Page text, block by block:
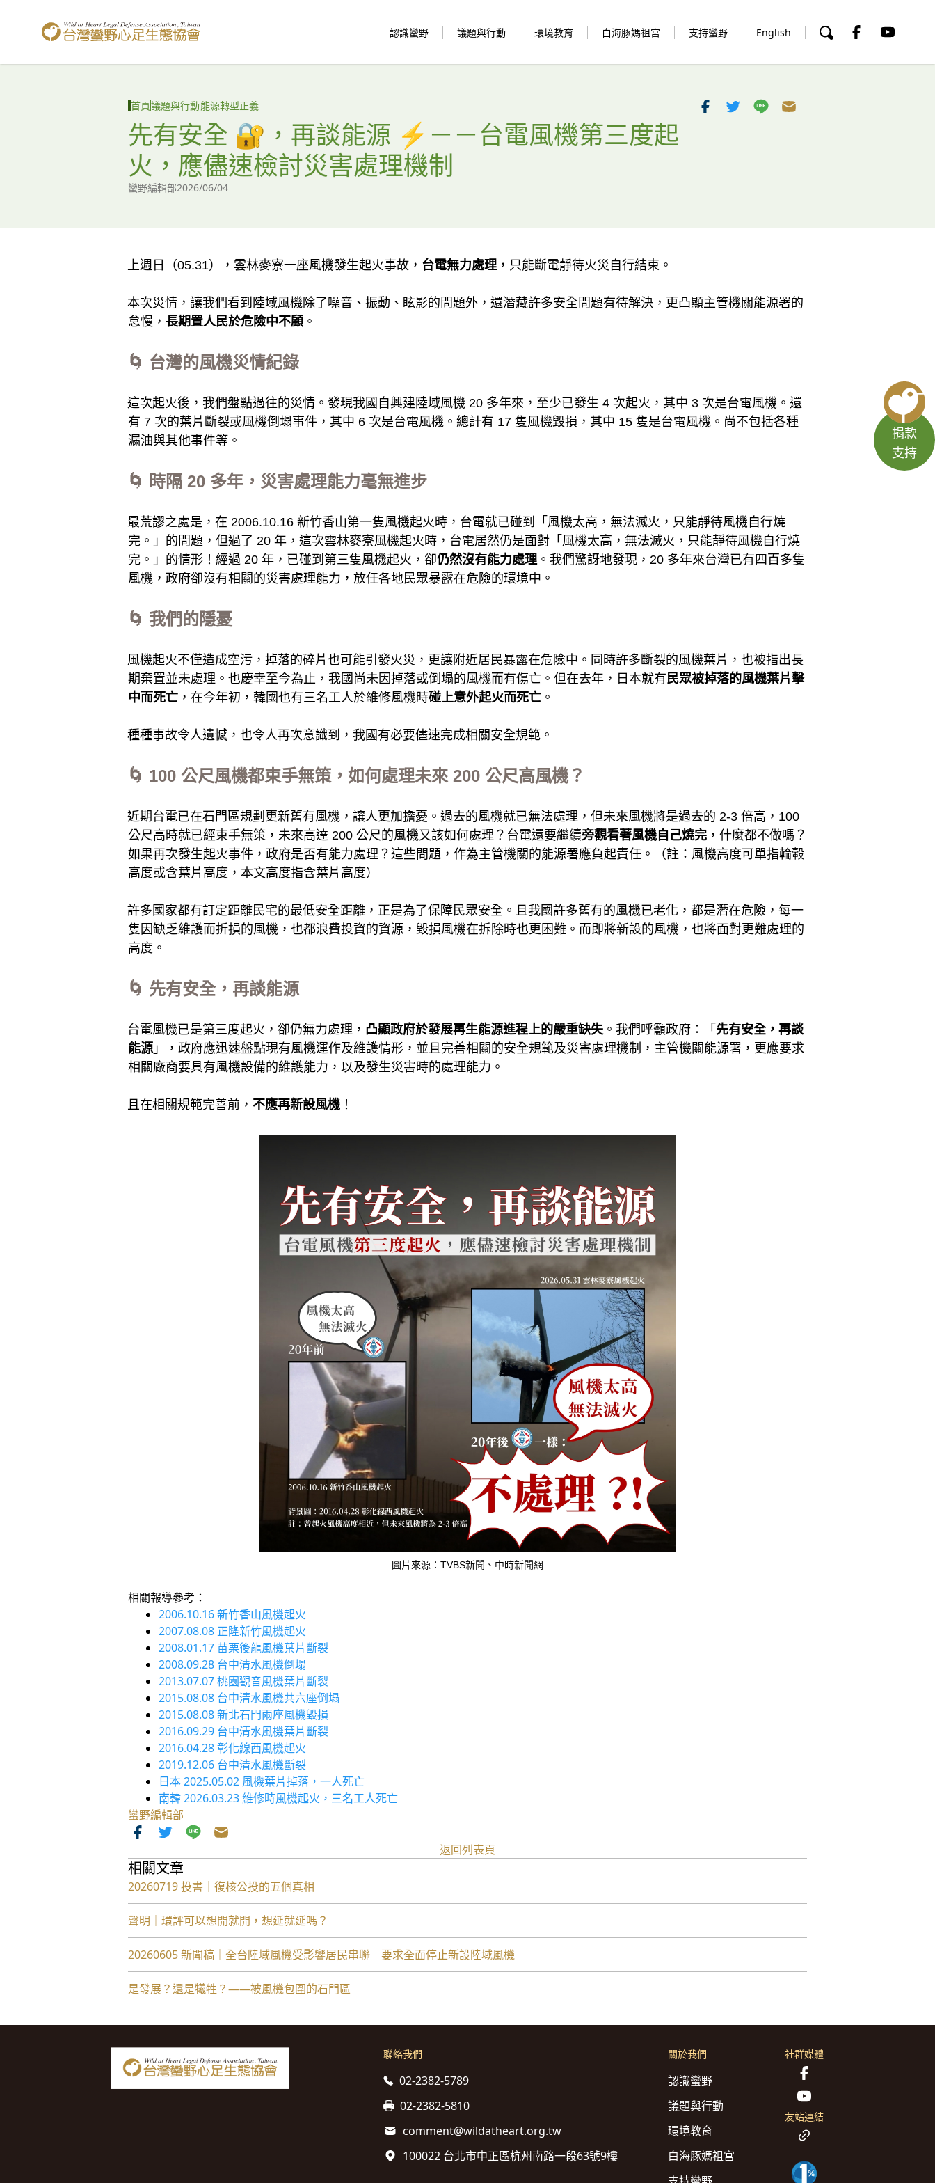
台灣蠻野心足生態協會
認識蠻野 議題與行動 環境教育 白海豚媽祖宮 支持蠻野 English
捐款
支持
首頁議題與行動能源轉型正義
先有安全 🔐，再談能源 ⚡️－－台電風機第三度起
火，應儘速檢討災害處理機制
蠻野編輯部2026/06/04
上週日（05.31），雲林麥寮一座風機發生起火事故， 台電無力處理，只能斷電靜待火災自行結束。
本次災情，讓我們看到陸域風機除了噪音、振動、眩影的問題外，還潛藏許多安全問題有待解決，更凸顯主管機關能源署的
怠慢， 長期置人民於危險中不顧 。
🌀 台灣的風機災情紀錄
這次起火後，我們盤點過往的災情。發現我國自興建陸域風機 20 多年來，至少已發生 4 次起火，其中 3 次是台電風機。還
有 7 次的葉片斷裂或風機倒塌事件，其中 6 次是台電風機。總計有 17 隻風機毀損，其中 15 隻是台電風機。尚不包括各種
漏油與其他事件等。
🌀 時隔 20 多年，災害處理能力毫無進步
最荒謬之處是，在 2006.10.16 新竹香山第一隻風機起火時，台電就已碰到「風機太高，無法滅火，只能靜待風機自行燒
完。」的問題，但過了 20 年，這次雲林麥寮風機起火時，台電居然仍是面對「風機太高，無法滅火，只能靜待風機自行燒
完。」的情形！經過 20 年，已碰到第三隻風機起火，卻仍然沒有能力處理。我們驚訝地發現，20 多年來台灣已有四百多隻
風機，政府卻沒有相關的災害處理能力，放任各地民眾暴露在危險的環境中。
🌀 我們的隱憂
風機起火不僅造成空污，掉落的碎片也可能引發火災，更讓附近居民暴露在危險中。同時許多斷裂的風機葉片，也被指出長
期棄置並未處理。也慶幸至今為止，我國尚未因掉落或倒塌的風機而有傷亡。但在去年，日本就有民眾被掉落的風機葉片擊
中而死亡 ，在今年初，韓國也有三名工人於維修風機時碰上意外起火而死亡 。
種種事故令人遺憾，也令人再次意識到，我國有必要儘速完成相關安全規範。
🌀 100 公尺風機都束手無策，如何處理未來 200 公尺高風機？
近期台電已在石門區規劃更新舊有風機，讓人更加擔憂。過去的風機就已無法處理，但未來風機將是過去的 2-3 倍高，100
公尺高時就已經束手無策，未來高達 200 公尺的風機又該如何處理？台電還要繼續旁觀看著風機自己燒完 ，什麼都不做嗎？
如果再次發生起火事件，政府是否有能力處理？這些問題，作為主管機關的能源署應負起責任。（註：風機高度可單指輪轂
高度或含葉片高度，本文高度指含葉片高度）
許多國家都有訂定距離民宅的最低安全距離，正是為了保障民眾安全。且我國許多舊有的風機已老化，都是潛在危險，每一
隻因缺乏維護而折損的風機，也都浪費投資的資源，毀損風機在拆除時也更困難。而即將新設的風機，也將面對更難處理的
高度。
🌀 先有安全，再談能源
台電風機已是第三度起火，卻仍無力處理， 凸顯政府於發展再生能源進程上的嚴重缺失。我們呼籲政府：「 先有安全，再談
能源 」，政府應迅速盤點現有風機運作及維護情形，並且完善相關的安全規範及災害處理機制，主管機關能源署，更應要求
相關廠商要具有風機設備的維護能力，以及發生災害時的處理能力。
且在相關規範完善前，不應再新設風機 ！
圖片來源：TVBS新聞、中時新聞網
相關報導參考：
2006.10.16 新竹香山風機起火
2007.08.08 正隆新竹風機起火
2008.01.17 苗栗後龍風機葉片斷裂
2008.09.28 台中清水風機倒塌
2013.07.07 桃園觀音風機葉片斷裂
2015.08.08 台中清水風機共六座倒塌
2015.08.08 新北石門兩座風機毀損
2016.09.29 台中清水風機葉片斷裂
2016.04.28 彰化線西風機起火
2019.12.06 台中清水風機斷裂
日本 2025.05.02 風機葉片掉落，一人死亡
南韓 2026.03.23 維修時風機起火，三名工人死亡
蠻野編輯部
返回列表頁
相關文章
20260719 投書｜復核公投的五個真相
聲明｜環評可以想開就開，想延就延嗎？
20260605 新聞稿｜全台陸域風機受影響居民串聯 要求全面停止新設陸域風機
是發展？還是犧牲？——被風機包圍的石門區
聯絡我們
02-2382-5789
02-2382-5810
comment@wildatheart.org.tw
100022 台北市中正區杭州南路一段63號9樓
關於我們
認識蠻野
議題與行動
環境教育
白海豚媽祖宮
社群媒體
友站連結